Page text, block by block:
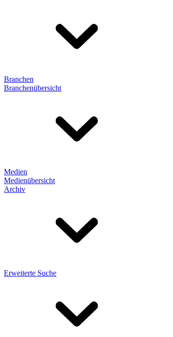
Branchen
Branchenübersicht
Medien
Medienübersicht
Archiv
Erweiterte Suche